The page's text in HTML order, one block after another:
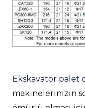
Ekskavatör palet
makinelerinizin